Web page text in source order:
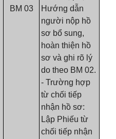
BM 03
Hướng dẫn
người nộp hồ
sơ bổ sung,
hoàn thiện hồ
sơ và ghi rõ lý
do theo BM 02.
- Trường hợp
từ chối tiếp
nhận hồ sơ:
Lập Phiếu từ
chối tiếp nhận